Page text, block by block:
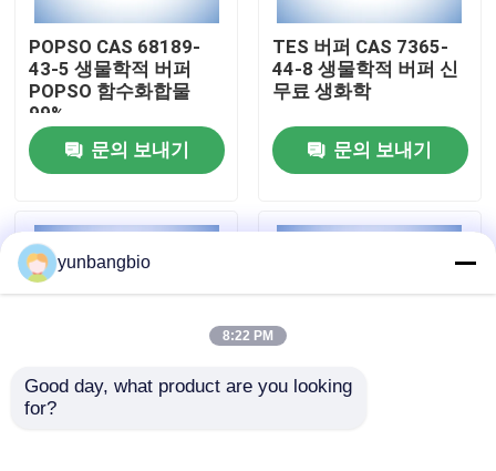
공장 여행
품질 관리
연락주세요
뉴스
생물학적 버퍼
POPSO CAS 68189-
43-5 생물학적 버퍼
POPSO 함수화합물
99%
문의 보내기
TES 버퍼 CAS 7365-
44-8 생물학적 버퍼 신
무료 생화학
문의 보내기
yunbangbio
8:22 PM
Good day, what product are you looking
for?